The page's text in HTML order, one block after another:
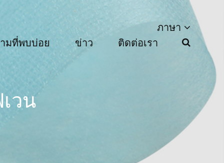
ภาษา
มที่พบบ่อย ข่าว ติดต่อเรา
วน